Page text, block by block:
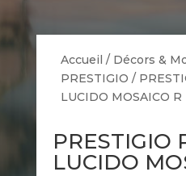
Accueil / Décors &
PRESTIGIO /
LUCIDO MOSAICO R
PRESTIGIO
LUCIDO